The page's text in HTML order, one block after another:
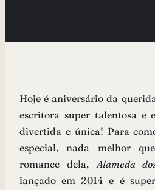
Hoje é aniversário da
escritora super talentosa e
divertida e única! Para
especial, nada melhor
romance dela,Alameda
lançado em 2014 e é